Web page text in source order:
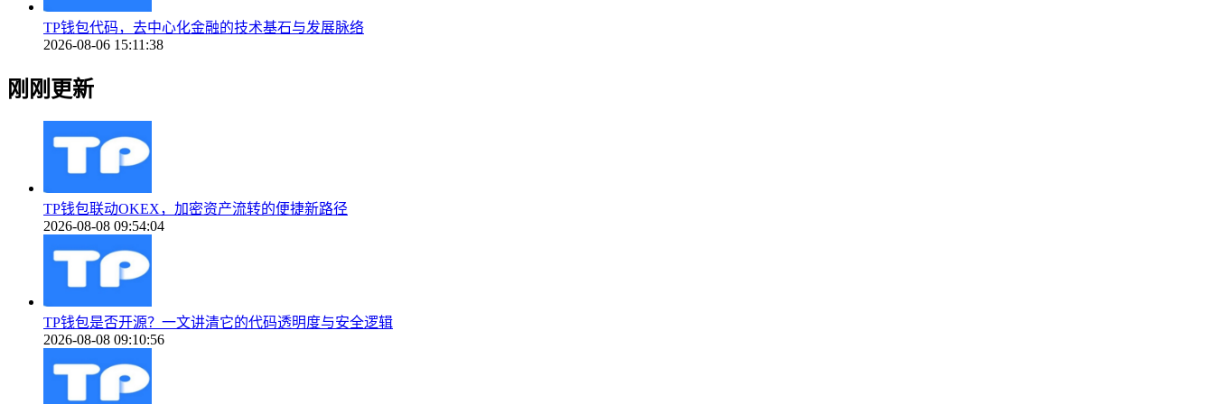
TP钱包代码，去中心化金融的技术基石与发展脉络
2026-08-06 15:11:38
刚刚更新
TP钱包联动OKEX，加密资产流转的便捷新路径
2026-08-08 09:54:04
TP钱包是否开源？一文讲清它的代码透明度与安全逻辑
2026-08-08 09:10:56